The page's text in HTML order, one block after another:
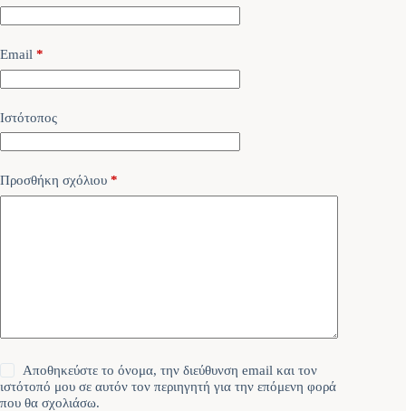
Email *
Ιστότοπος
Προσθήκη σχόλιου *
Αποθηκεύστε το όνομα, την διεύθυνση email και τον
ιστότοπό μου σε αυτόν τον περιηγητή για την επόμενη φορά
που θα σχολιάσω.